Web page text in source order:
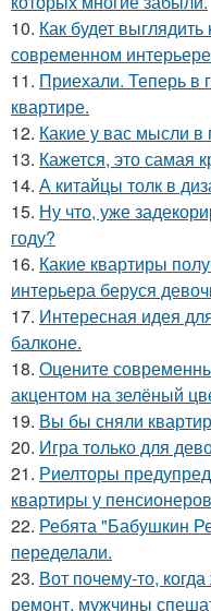
10. Как будет
современном
11. Приехали. Теперь в
квартире.
12. Какие у вас мысли в
13. Кажется, это самая
14. А китайцы толк в
15. Ну что, уже
году?
16. Какие квартиры
интерьера беруся
17. Интересная идея
балконе.
18. Оцените
акцентом на зелёный
19. Вы бы сняли
20. Игра только для
21. Риелторы
квартиры у
22. Ребята "Бабушкин
переделали.
23. Вот почему-то,
ремонт, мужчины